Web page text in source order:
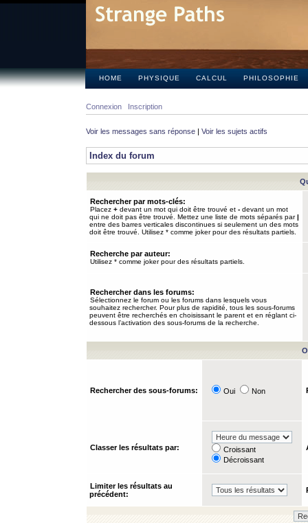
HOME PHYSIQUE CALCUL PHILOSOPHIE
Connexion Inscription
Voir les messages sans réponse | Voir les sujets actifs
Index du forum
Rechercher par mots-clés:
Placez + devant un mot qui doit être trouvé et - devant un mot
qui ne doit pas être trouvé. Mettez une liste de mots séparés par|
entre des barres verticales discontinues si seulement un des mots
doit être trouvé. Utilisez * comme joker pour des résultats partiels.
Recherche par auteur:
Utilisez * comme joker pour des résultats partiels.
Rechercher dans les forums:
Sélectionnez le forum ou les forums dans lesquels vous
souhaitez rechercher. Pour plus de rapidité, tous les sous-forums
peuvent être recherchés en choisissant le parent et en réglant ci-
dessous l’activation des sous-forums de la recherche.
Rechercher des sous-forums: Oui Non
Classer les résultats par:
Croissant
Décroissant
Limiter les résultats au
précédent: